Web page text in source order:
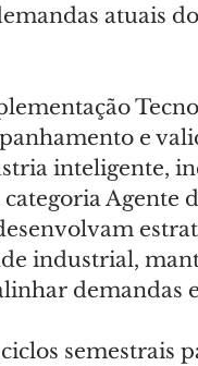
atuais
e
inteligente,
Agente
industrial,
demandas
semestrais